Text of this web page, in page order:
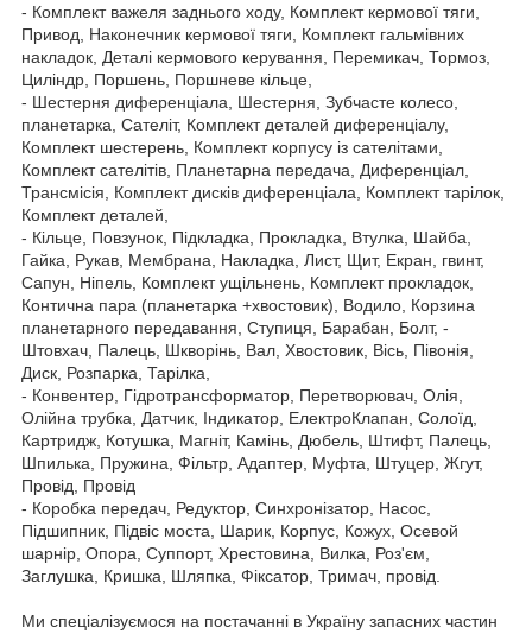
- Комплект важеля заднього ходу, Комплект кермової тяги,
Привод, Наконечник кермової тяги, Комплект гальмівних
накладок, Деталі кермового керування, Перемикач, Тормоз,
Циліндр, Поршень, Поршневе кільце,
- Шестерня диференціала, Шестерня, Зубчасте колесо,
планетарка, Сателіт, Комплект деталей диференціалу,
Комплект шестерень, Комплект корпусу із сателітами,
Комплект сателітів, Планетарна передача, Диференціал,
Трансмісія, Комплект дисків диференціала, Комплект тарілок,
Комплект деталей,
- Кільце, Повзунок, Підкладка, Прокладка, Втулка, Шайба,
Гайка, Рукав, Мембрана, Накладка, Лист, Щит, Екран, гвинт,
Сапун, Ніпель, Комплект ущільнень, Комплект прокладок,
Контична пара (планетарка +хвостовик), Водило, Корзина
планетарного передавання, Ступиця, Барабан, Болт, -
Штовхач, Палець, Шкворінь, Вал, Хвостовик, Вісь, Півонія,
Диск, Розпарка, Тарілка,
- Конвентер, Гідротрансформатор, Перетворювач, Олія,
Олійна трубка, Датчик, Індикатор, ЕлектроКлапан, Солоїд,
Картридж, Котушка, Магніт, Камінь, Дюбель, Штифт, Палець,
Шпилька, Пружина, Фільтр, Адаптер, Муфта, Штуцер, Жгут,
Провід, Провід
- Коробка передач, Редуктор, Синхронізатор, Насос,
Підшипник, Підвіс моста, Шарик, Корпус, Кожух, Осевой
шарнір, Опора, Суппорт, Хрестовина, Вилка, Роз'єм,
Заглушка, Кришка, Шляпка, Фіксатор, Тримач, провід.
Ми спеціалізуємося на постачанні в Україну запасних частин